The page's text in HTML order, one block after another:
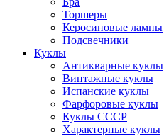
Торшеры
Керосиновые лампы
Подсвечники
Куклы
Антикварные куклы
Винтажные куклы
Испанские куклы
Фарфоровые куклы
Куклы СССР
Характерные куклы